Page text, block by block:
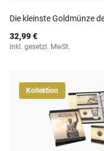
Die kleinste Goldmünze
32,99 €
inkl. gesetzl. MwSt.
Kollektion